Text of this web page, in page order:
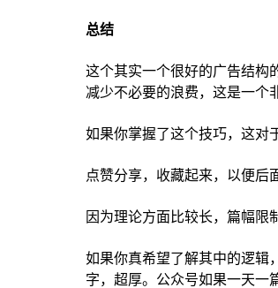
总结
这个其实一个很好的广告结构
减少不必要的浪费，这是一个
如果你掌握了这个技巧，这对
点赞分享，收藏起来，以便后
因为理论方面比较长，篇幅限
如果你真希望了解其中的逻辑
字，超厚。公众号如果一天一